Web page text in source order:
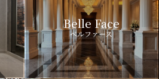
Belle Face
ベルファース